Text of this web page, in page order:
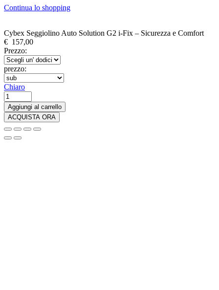
Continua lo shopping
Cybex Seggiolino Auto Solution G2 i-Fix – Sicurezza e Comfort
€ 157,00
Prezzo:
prezzo:
Chiaro
Cybex
Seggiolino
Auto
Solution
G2
i-
Aggiungi al carrello
ACQUISTA ORA